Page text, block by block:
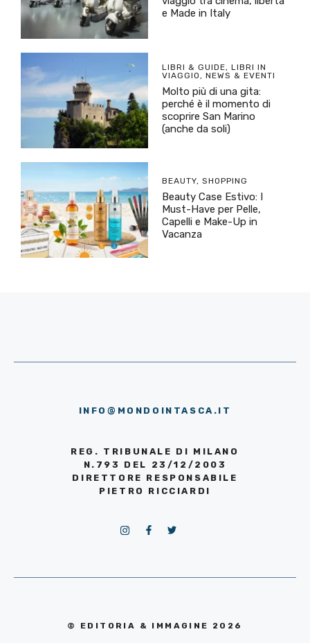
e Made in Italy
LIBRI & GUIDE, LIBRI IN
VIAGGIO , NEWS & EVENTI
Molto più di una gita:
perché è il momento di
scoprire San Marino
(anche da soli)
BEAUTY, SHOPPING
Beauty Case Estivo: I
Must-Have per Pelle,
Capelli e Make-Up in
Vacanza
INFO@MONDOINTASCA.IT
REG. TRIBUNALE DI MILANO
N.793 DEL 23/12/2003
DIRETTORE RESPONSABILE
PIETRO RICCIARDI
© EDITORIA & IMMAGINE 2026